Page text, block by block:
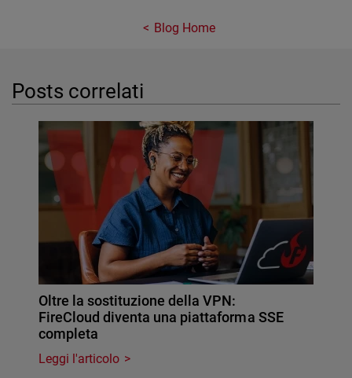
Blog Home
Posts correlati
Oltre la sostituzione della VPN:
FireCloud diventa una piattaforma SSE
completa
Leggi l'articolo